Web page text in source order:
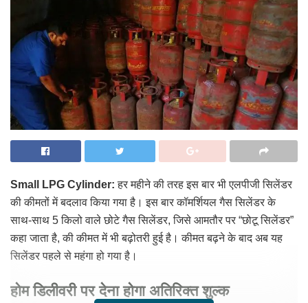
Small LPG Cylinder: हर महीने की तरह इस बार भी एलपीजी सिलेंडर
की कीमतों में बदलाव किया गया है। इस बार कॉमर्शियल गैस सिलेंडर के
साथ-साथ 5 किलो वाले छोटे गैस सिलेंडर, जिसे आमतौर पर “छोटू सिलेंडर”
कहा जाता है, की कीमत में भी बढ़ोतरी हुई है। कीमत बढ़ने के बाद अब यह
सिलेंडर पहले से महंगा हो गया है।
होम डिलीवरी पर देना होगा अतिरिक्त शुल्क